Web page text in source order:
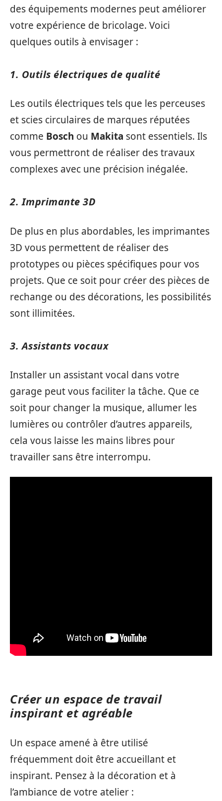
des équipements modernes peut améliorer
votre expérience de bricolage. Voici
quelques outils à envisager :
1. Outils électriques de qualité
Les outils électriques tels que les perceuses
et scies circulaires de marques réputées
comme Bosch ou Makita sont essentiels. Ils
vous permettront de réaliser des travaux
complexes avec une précision inégalée.
2. Imprimante 3D
De plus en plus abordables, les imprimantes
3D vous permettent de réaliser des
prototypes ou pièces spécifiques pour vos
projets. Que ce soit pour créer des pièces de
rechange ou des décorations, les possibilités
sont illimitées.
3. Assistants vocaux
Installer un assistant vocal dans votre
garage peut vous faciliter la tâche. Que ce
soit pour changer la musique, allumer les
lumières ou contrôler d’autres appareils,
cela vous laisse les mains libres pour
travailler sans être interrompu.
Créer un espace de travail
inspirant et agréable
Un espace amené à être utilisé
fréquemment doit être accueillant et
inspirant. Pensez à la décoration et à
l’ambiance de votre atelier :